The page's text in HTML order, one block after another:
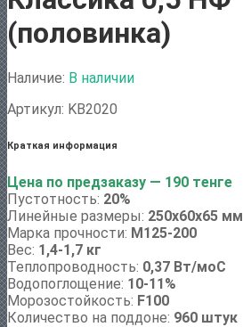
(половинка)
Наличие: В наличии
Артикул: KB2020
Краткая информация
Цена по предзаказу — 190 тенге
Пустотность: 20%
Линейные размеры: 250х60х65 мм
Марка прочности: М125-200
Вес: 1,4-1,7 кг
Теплопроводность: 0,37 Вт/моС
Водопоглощение: 10-11%
Морозостойкость: F100
Количество на поддоне: 960 штук